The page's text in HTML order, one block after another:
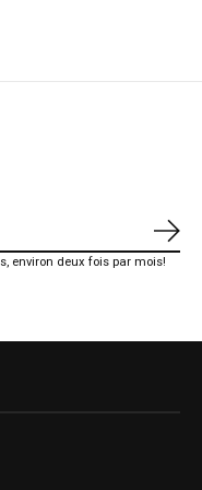
environ deux fois par mois!